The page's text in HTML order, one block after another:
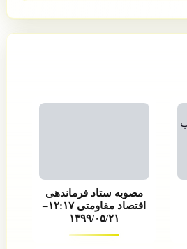
مصوبه ستاد فرماندهی
اقتصاد مقاومتی ۱۲:۱۷–
۱۳۹۹/۰۵/۲۱